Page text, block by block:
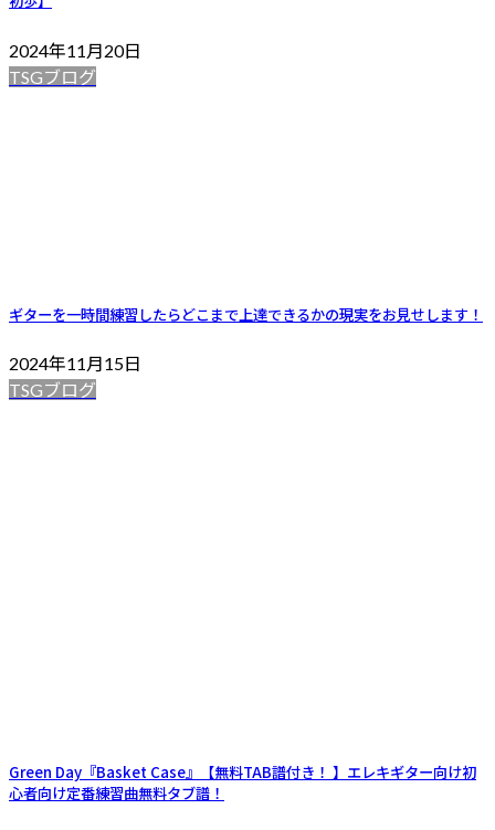
2024年11月20日
TSGブログ
ギターを一時間練習したらどこまで上達できるかの現実をお見せします！
2024年11月15日
TSGブログ
Green Day『Basket Case』【無料TAB譜付き！ 】エレキギター向け初
心者向け定番練習曲無料タブ譜！